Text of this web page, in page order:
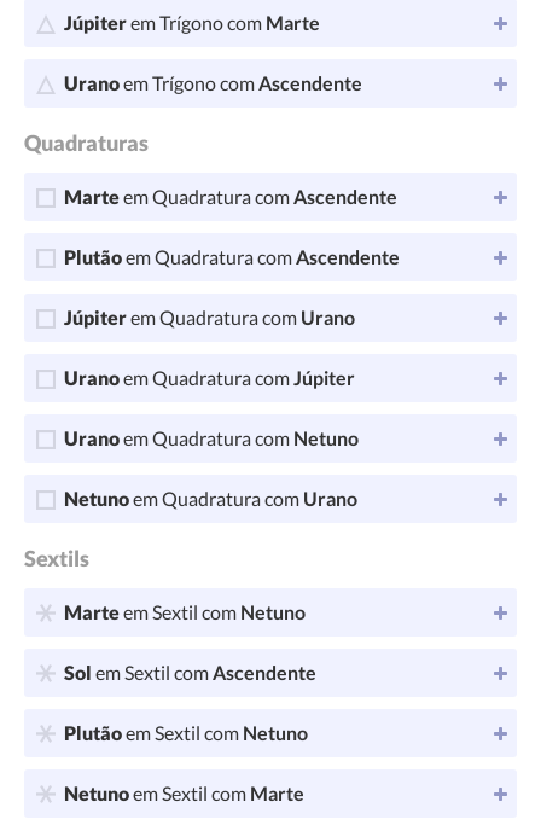
Júpiterem Trígono com Marte
Uranoem Trígono comAscendente
Quadraturas
Marteem Quadratura comAscendente
Plutãoem Quadratura comAscendente
Júpiterem Quadratura com Urano
Uranoem Quadratura comJúpiter
Uranoem Quadratura com Netuno
Netunoem Quadratura com Urano
Sextils
Marteem Sextil com Netuno
Sol em Sextil comAscendente
Plutãoem Sextil com Netuno
Netunoem Sextil com Marte